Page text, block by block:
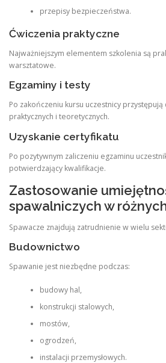
przepisy bezpieczeństwa.
Ćwiczenia praktyczne
Najważniejszym elementem szkolenia są
warsztatowe.
Egzaminy i testy
Po zakończeniu kursu uczestnicy
praktycznych i teoretycznych.
Uzyskanie certyfikatu
Po pozytywnym zaliczeniu egzaminu
potwierdzający kwalifikacje.
Zastosowanie
spawalniczych w
Spawacze znajdują zatrudnienie w wielu
Budownictwo
Spawanie jest niezbędne podczas:
budowy hal,
konstrukcji stalowych,
mostów,
ogrodzeń,
instalacji przemysłowych.